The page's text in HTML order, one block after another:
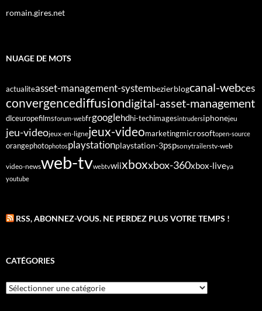
romain.gires.net
NUAGE DE MOTS
actualiteasset-management-systembezierblogcanal-webces
convergencediffusiondigital-asset-management
dlceuropefilmsforum-webfrgooglehdhi-techimagesintrudersiphonejeu
jeu-videojeux-en-lignejeux-videomarketingmicrosoftopen-source
orangephotophotosplaystationplaystation-3pspsonytrailerstv-web
video-newsweb-tvwebtvwiixboxxbox-360xbox-liveya
youtube
RSS, ABONNEZ-VOUS. NE PERDEZ PLUS VOTRE TEMPS !
CATÉGORIES
Catégories